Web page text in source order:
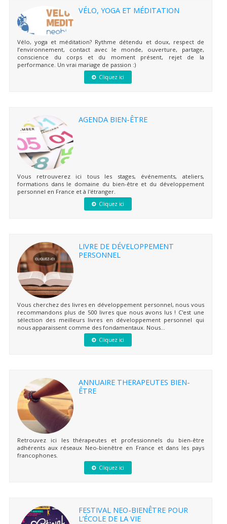
VÉLO, YOGA ET MÉDITATION
Vélo, yoga et méditation? Rythme détendu et doux, respect de
l’environnement, contact avec le monde, ouverture, partage,
conscience du corps et du moment présent, rejet de la
performance. Un vrai mariage de passion :)
Cliquez ici
AGENDA BIEN-ÊTRE
Vous retrouverez ici tous les stages, événements, ateliers,
formations dans le domaine du bien-être et du développement
personnel en France et à l'étranger.
Cliquez ici
LIVRE DE DÉVELOPPEMENT
PERSONNEL
Vous cherchez des livres en développement personnel, nous vous
recommandons plus de 500 livres que nous avons lus ! C'est une
sélection des meilleurs livres en développement personnel qui
nous apparaissent comme des fondamentaux. Nous...
Cliquez ici
ANNUAIRE THERAPEUTES BIEN-
ÊTRE
Retrouvez ici les thérapeutes et professionnels du bien-être
adhérents aux réseaux Neo-bienêtre en France et dans les pays
francophones.
Cliquez ici
FESTIVAL NEO-BIENÊTRE POUR
L’ÉCOLE DE LA VIE